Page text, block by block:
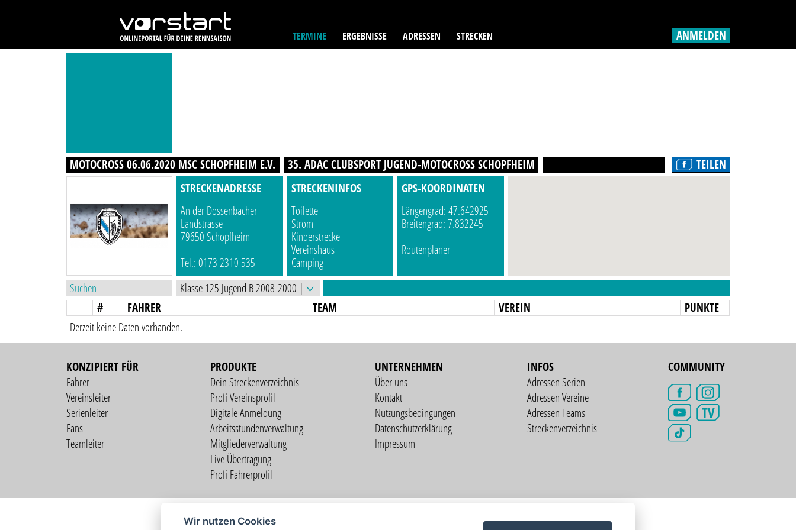
TERMINE ERGEBNISSE ADRESSEN STRECKEN ANMELDEN
MOTOCROSS 06.06.2020 MSC SCHOPFHEIM E.V. 35. ADAC CLUBSPORT JUGEND-MOTOCROSS SCHOPFHEIM
TEILEN
STRECKENADRESSE
An der Dossenbacher
Landstrasse
79650 Schopfheim
Tel.: 0173 2310 535
STRECKENINFOS
Toilette
Strom
Kinderstrecke
Vereinshaus
Camping
GPS-KOORDINATEN
Längengrad: 47.642925
Breitengrad: 7.832245
Routenplaner
# FAHRER TEAM VEREIN
PUNKTE
Derzeit keine Daten vorhanden.
KONZIPIERT FÜR
Fahrer
Vereinsleiter
Serienleiter
Fans
Teamleiter
PRODUKTE
Dein Streckenverzeichnis
Profi Vereinsprofil
Digitale Anmeldung
Arbeitsstundenverwaltung
Mitgliederverwaltung
Live Übertragung
Profi Fahrerprofil
UNTERNEHMEN
Über uns
Kontakt
Nutzungsbedingungen
Datenschutzerklärung
Impressum
INFOS
Adressen Serien
Adressen Vereine
Adressen Teams
Streckenverzeichnis
COMMUNITY
TV
Wir nutzen Cookies